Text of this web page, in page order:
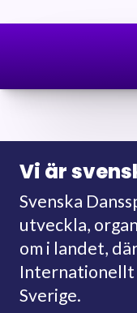
Vi är
Svenska
utveckla,
om i landet,
Internationellt
Sverige.